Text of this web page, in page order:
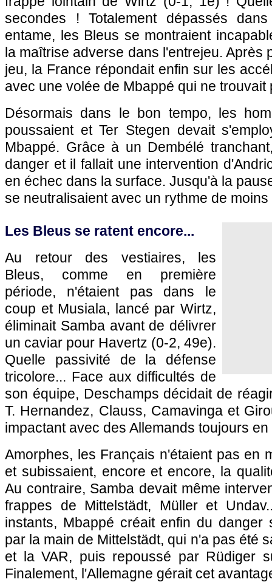
secondes ! Totalement dépassés
entame, les Bleus se montraient
la maîtrise adverse dans l'entrejeu. Après
jeu, la France répondait enfin sur les
avec une volée de Mbappé qui ne trouvait
Désormais dans le bon tempo, les
poussaient et Ter Stegen devait
Mbappé. Grâce à un Dembélé
danger et il fallait une intervention
en échec dans la surface. Jusqu'à la
se neutralisaient avec un rythme de
Les Bleus se ratent encore...
Au retour des vestiaires, les
Bleus, comme en première
période, n'étaient pas dans le
coup et Musiala, lancé par Wirtz,
éliminait Samba avant de délivrer
un caviar pour Havertz (0-2, 49e).
Quelle passivité de la défense
tricolore... Face aux difficultés de
son équipe, Deschamps décidait de
T. Hernandez, Clauss, Camavinga et
impactant avec des Allemands toujours
Amorphes, les Français n'étaient pas en
et subissaient, encore et encore, la
Au contraire, Samba devait même
frappes de Mittelstädt, Müller et
instants, Mbappé créait enfin du danger
par la main de Mittelstädt, qui n'a pas été
et la VAR, puis repoussé par Rüdiger
Finalement, l'Allemagne gérait cet